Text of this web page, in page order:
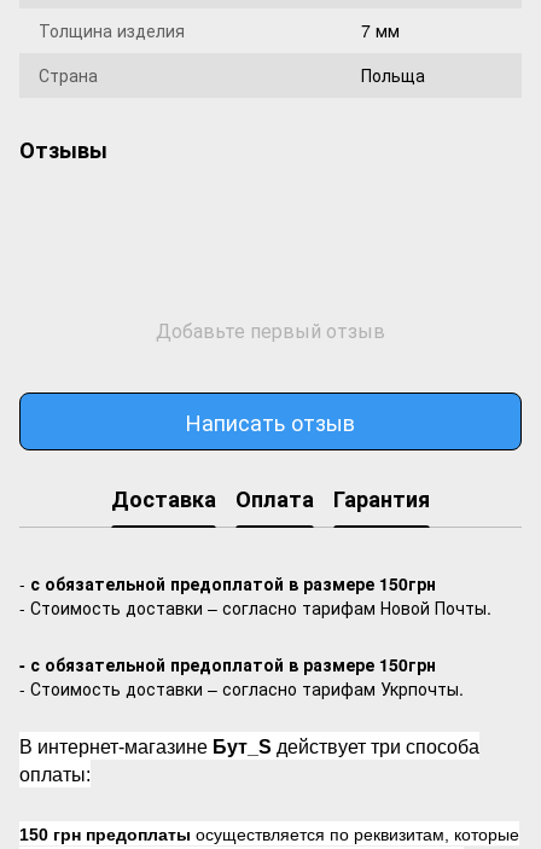
Толщина изделия
7 мм
Страна
Польща
Отзывы
Добавьте первый отзыв
Написать отзыв
Доставка Оплата Гарантия
- с обязательной предоплатой в размере 150грн
- Стоимость доставки – согласно тарифам Новой Почты.
- с обязательной предоплатой в размере 150грн
- Стоимость доставки – согласно тарифам Укрпочты.
В интернет-магазине Бут_S действует три способа
оплаты:
150 грн предоплаты осуществляется по реквизитам, которые